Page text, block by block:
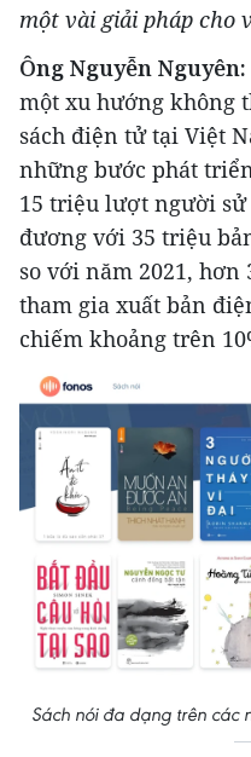
một vài giải pháp cho
Ông Nguyễn Nguyên:
một xu hướng không
sách điện tử tại Việt
những bước phát
15 triệu lượt người
đương với 35 triệu
so với năm 2021, hơn
tham gia xuất bản
chiếm khoảng trên
Sách nói đa dạng trên các